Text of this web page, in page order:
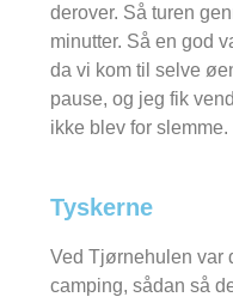
derover. Så turen
minutter. Så en god
da vi kom til selve
pause, og jeg fik
ikke blev for slemme.
Tyskerne
Ved Tjørnehulen var
camping, sådan så